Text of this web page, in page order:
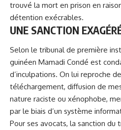
trouvé la mort en prison en
détention exécrables.
UNE SANCTION
Selon le tribunal de première
guinéen Mamadi Condé est
d’inculpations. On lui reproche
téléchargement, diffusion de
nature raciste ou xénophobe,
par le biais d’un système
Pour ses avocats, la sanction du